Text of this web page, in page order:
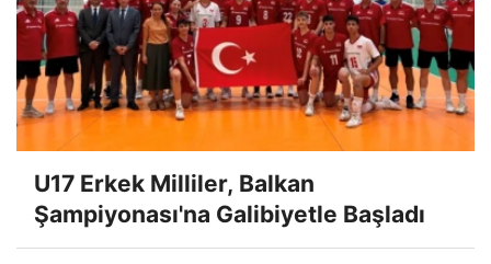
U17 Erkek Milliler, Balkan
Şampiyonası'na Galibiyetle Başladı